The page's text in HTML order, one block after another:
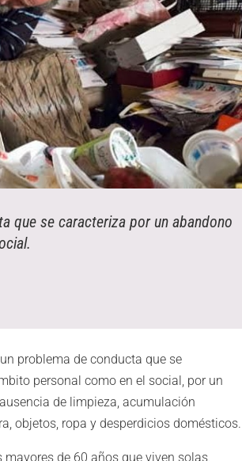
que se caracteriza por un abandono
problema de conducta que se
personal como en el social, por un
de limpieza, acumulación
objetos, ropa y desperdicios domésticos.
de 60 años que viven solas,